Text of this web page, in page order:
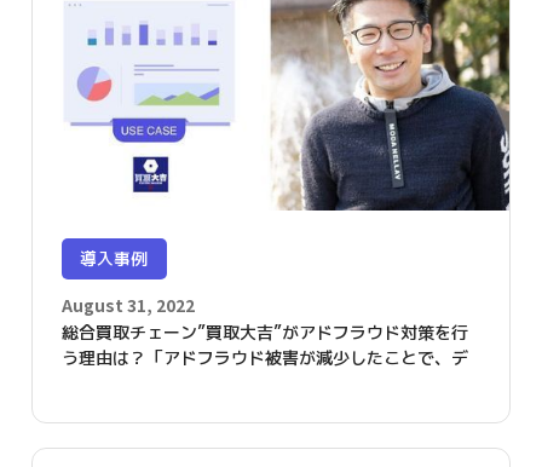
導入事例
August 31, 2022
総合買取チェーン”買取大吉”がアドフラウド対策を行
う理由は？「アドフラウド被害が減少したことで、デ